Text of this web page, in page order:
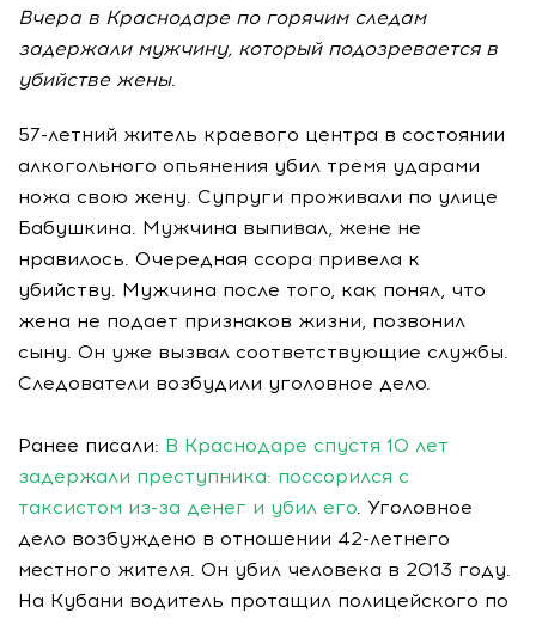
Вчера в Краснодаре по горячим следам
задержали мужчину, который подозревается в
убийстве жены.
57-летний житель краевого центра в состоянии
алкогольного опьянения убил тремя ударами
ножа свою жену. Супруги проживали по улице
Бабушкина. Мужчина выпивал, жене не
нравилось. Очередная ссора привела к
убийству. Мужчина после того, как понял, что
жена не подает признаков жизни, позвонил
сыну. Он уже вызвал соответствующие службы.
Следователи возбудили уголовное дело.
Ранее писали: В Краснодаре спустя 10 лет
задержали преступника: поссорился с
таксистом из-за денег и убил его. Уголовное
дело возбуждено в отношении 42-летнего
местного жителя. Он убил человека в 2013 году.
На Кубани водитель протащил полицейского по